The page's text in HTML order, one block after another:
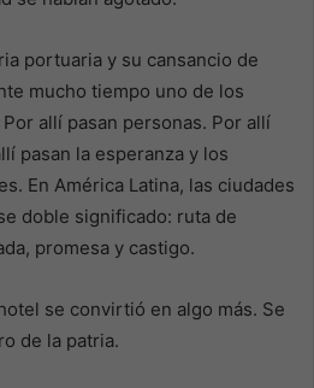
portuaria y su cansancio de
mucho tiempo uno de los
allí pasan personas. Por allí
pasan la esperanza y los
En América Latina, las ciudades
doble significado: ruta de
promesa y castigo.
se convirtió en algo más. Se
de la patria.